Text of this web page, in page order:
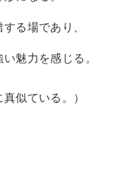
であり、
を感じる。
似ている。）